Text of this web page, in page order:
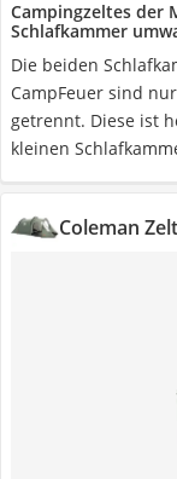
Campingzeltes der
Schlafkammer
Die beiden
CampFeuer sind
getrennt. Diese ist
kleinen
Coleman